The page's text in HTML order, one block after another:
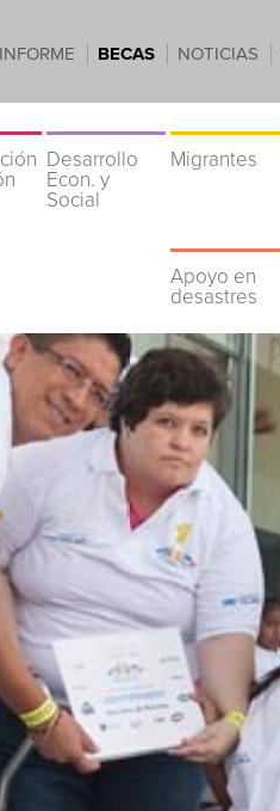
INFORME BECAS NOTICIAS
Desarrollo
Econ. y
Social
Migrantes
Apoyo en
desastres